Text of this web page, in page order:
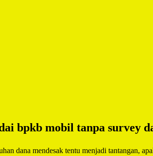
bpkb mobil tanpa survey
dana mendesak tentu menjadi tantangan,